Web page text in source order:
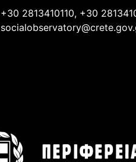
+30 2813410110, +30